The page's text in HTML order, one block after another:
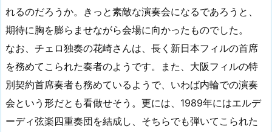
れるのだろうか。きっと素敵な演奏会になるであろうと、
期待に胸を膨らませながら会場に向かったものでした。
なお、チェロ独奏の花崎さんは、長く新日本フィルの首席
を務めてこられた奏者のようです。また、大阪フィルの特
別契約首席奏者も務めているようで、いわば内輪での演奏
会という形だとも看做せそう。更には、1989年にはエルデ
ーディ弦楽四重奏団を結成し、そちらでも弾いてこられた